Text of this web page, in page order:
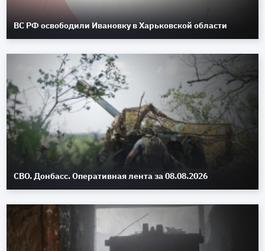
ВС РФ освободили Ивановку в Харьковской области
СВО. Донбасс. Оперативная лента за 08.08.2026